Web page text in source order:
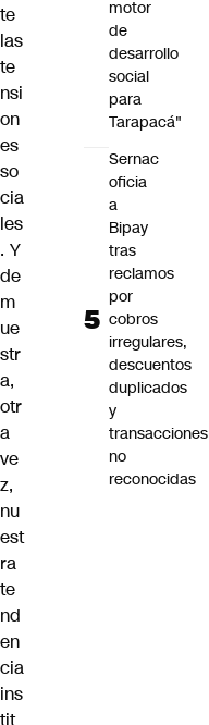
te
las
te
nsi
on
es
so
cia
les
. Y
de
m
ue
str
a,
otr
a
ve
z,
nu
est
ra
te
nd
en
cia
ins
motor
de
desarrollo
social
para
Tarapacá"
Sernac
oficia
a
Bipay
tras
reclamos
por
cobros
irregulares,
descuentos
duplicados
y
transacciones
no
reconocidas